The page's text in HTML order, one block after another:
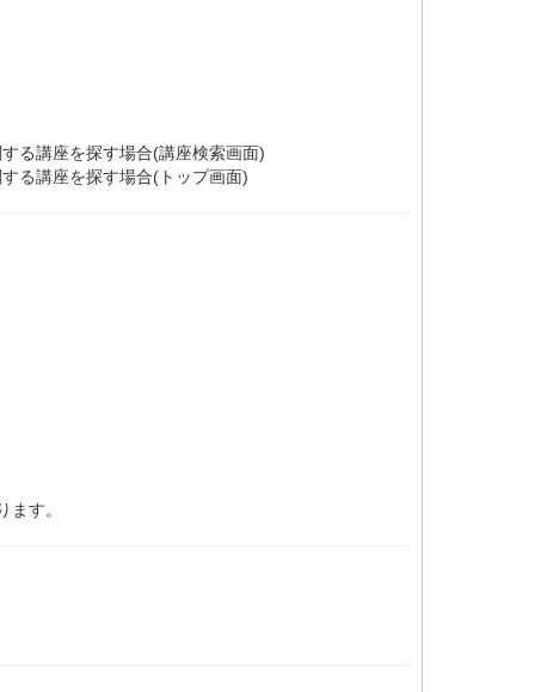
る講座を探す場合(講座検索画面)
る講座を探す場合(トップ画面)
ます。